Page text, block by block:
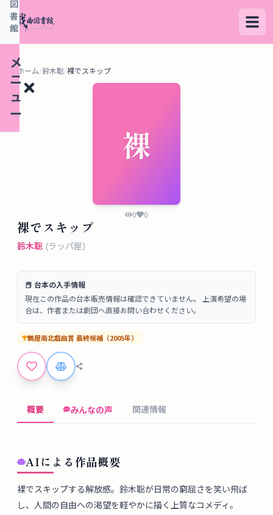
メ
ニ
ュ
ー
デ
タ
ベ
ー
ス
掲
示
ツ
ル
ブ
ロ
図
書
館
ホーム/鈴木聡/裸でスキップ
裸
0 0
裸でスキップ
鈴木聡 (ラッパ屋)
📕 台本の入手情報
現在この作品の台本販売情報は確認できていません。 上演希望の場
合は、作者または劇団へ直接お問い合わせください。
鶴屋南北戯曲賞 最終候補 （2005年）
概要 みんなの声 関連情報
AIによる作品概要
裸でスキップする解放感。鈴木聡が日常の窮屈さを笑い飛ば
し、人間の自由への渇望を軽やかに描く上質なコメディ。